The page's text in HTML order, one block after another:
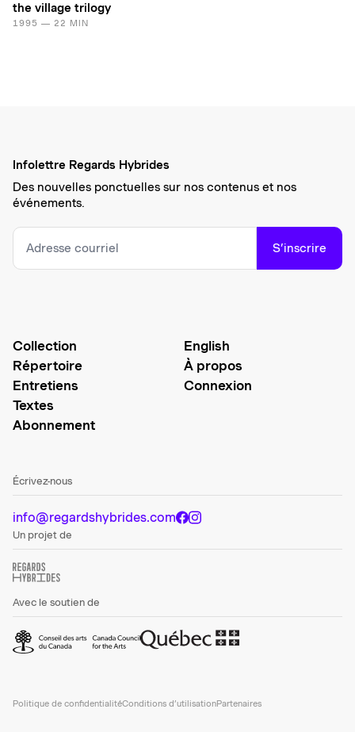
the village trilogy
1995 — 22 MIN
Infolettre Regards Hybrides
Des nouvelles ponctuelles sur nos contenus et nos
événements.
S’inscrire
Collection
Répertoire
Entretiens
Textes
Abonnement
English
À propos
Connexion
Écrivez-nous
info@regardshybrides.com
Un projet de
Avec le soutien de
Politique de confidentialitéConditions d’utilisationPartenaires